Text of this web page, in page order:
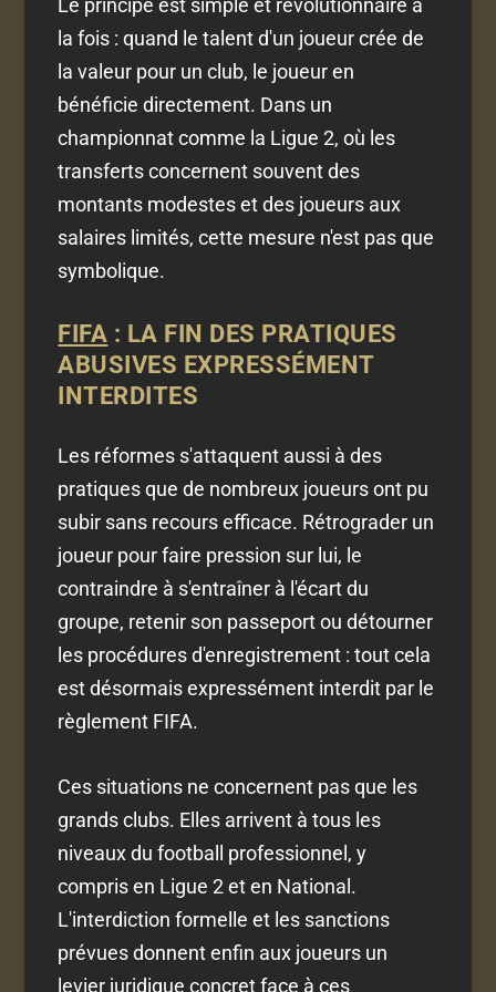
la fois : quand le talent d'un joueur crée de
la valeur pour un club, le joueur en
bénéficie directement. Dans un
championnat comme la Ligue 2, où les
transferts concernent souvent des
montants modestes et des joueurs aux
salaires limités, cette mesure n'est pas que
symbolique.
FIFA : LA FIN DES PRATIQUES
ABUSIVES EXPRESSÉMENT
INTERDITES
Les réformes s'attaquent aussi à des
pratiques que de nombreux joueurs ont pu
subir sans recours efficace. Rétrograder un
joueur pour faire pression sur lui, le
contraindre à s'entraîner à l'écart du
groupe, retenir son passeport ou détourner
les procédures d'enregistrement : tout cela
est désormais expressément interdit par le
règlement FIFA.
Ces situations ne concernent pas que les
grands clubs. Elles arrivent à tous les
niveaux du football professionnel, y
compris en Ligue 2 et en National.
L'interdiction formelle et les sanctions
prévues donnent enfin aux joueurs un
levier juridique concret face à ces